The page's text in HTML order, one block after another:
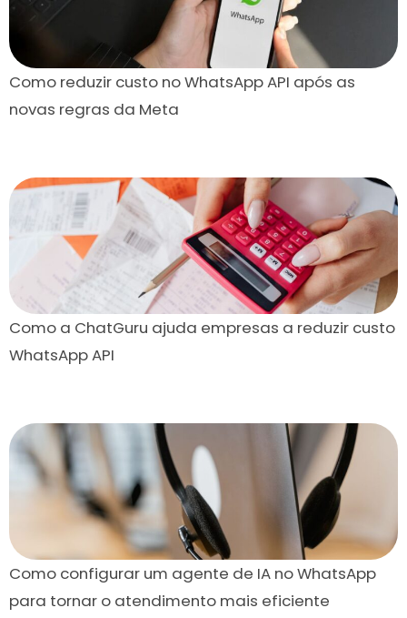
Como reduzir custo no WhatsApp API após as
novas regras da Meta
Como a ChatGuru ajuda empresas a reduzir custo
WhatsApp API
Como configurar um agente de IA no WhatsApp
para tornar o atendimento mais eficiente